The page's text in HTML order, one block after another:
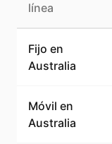
línea
Fijo en
Australia
Móvil en
Australia